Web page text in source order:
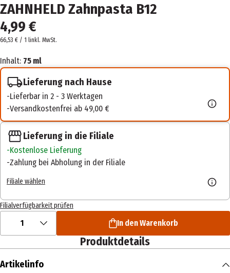
ZAHNHELD Zahnpasta B12
4,99 €
66,53 € / 1 linkl. MwSt.
Inhalt: 75 ml
Lieferung nach Hause
Lieferbar in 2 - 3 Werktagen
Versandkostenfrei ab 49,00 €
Lieferung in die Filiale
Kostenlose Lieferung
Zahlung bei Abholung in der Filiale
Filiale wählen
Filialverfügbarkeit prüfen
1 In den Warenkorb
Produktdetails
Artikelinfo